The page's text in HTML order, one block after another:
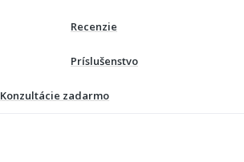
Recenzie
Príslušenstvo
Konzultácie zadarmo